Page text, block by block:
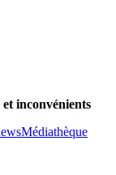
inconvénients
Médiathèque